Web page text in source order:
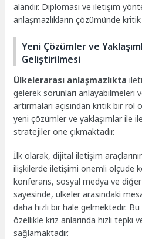
alandır. Diplomasi ve iletişim
anlaşmazlıkların çözümünde
Yeni Çözümler ve
Geliştirilmesi
Ülkelerarası anlaşmazlıkta
gelerek sorunları anlayabilmeleri
artırmaları açısından kritik bir rol
yeni çözümler ve yaklaşımlar ile
stratejiler öne çıkmaktadır.
İlk olarak, dijital iletişim
ilişkilerde iletişimi önemli ölçüde
konferans, sosyal medya ve
sayesinde, ülkeler arasındaki
daha hızlı bir hale gelmektedir.
özellikle kriz anlarında hızlı tepki
sağlamaktadır.